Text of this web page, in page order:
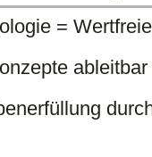
=
ableitbar